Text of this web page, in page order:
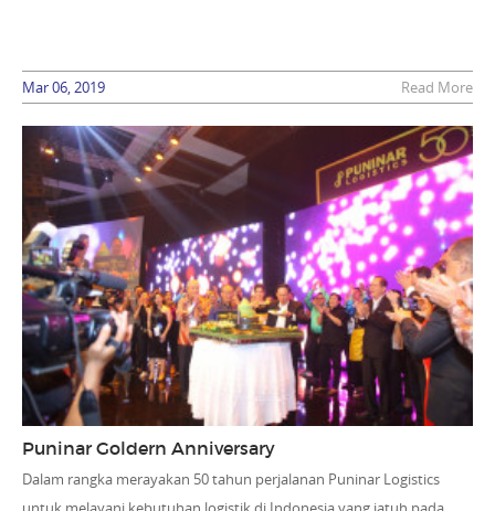
Mar 06, 2019 Read More
Puninar Goldern Anniversary
Dalam rangka merayakan 50 tahun perjalanan Puninar Logistics